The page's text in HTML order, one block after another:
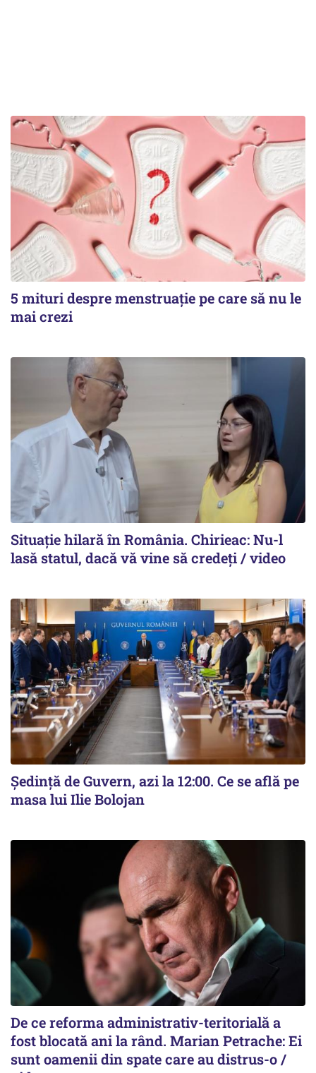
5 mituri despre menstruație pe care să nu le
mai crezi
Situație hilară în România. Chirieac: Nu-l
lasă statul, dacă vă vine să credeți / video
Ședință de Guvern, azi la 12:00. Ce se află pe
masa lui Ilie Bolojan
De ce reforma administrativ-teritorială a
fost blocată ani la rând. Marian Petrache: Ei
sunt oamenii din spate care au distrus-o /